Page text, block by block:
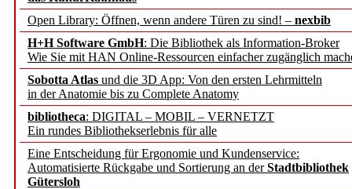
Open Library: Öffnen, wenn andere Türen zu sind! – nexbib
H+H Software GmbH: Die Bibliothek als Information-Broker
Wie Sie mit HAN Online-Ressourcen einfacher zugänglich
Sobotta Atlas und die 3D App: Von den ersten Lehrmitteln
in der Anatomie bis zu Complete Anatomy
bibliotheca: DIGITAL – MOBIL – VERNETZT
Ein rundes Bibliothekserlebnis für alle
Eine Entscheidung für Ergonomie und Kundenservice:
Automatisierte Rückgabe und Sortierung an derStadtbibliothek
Gütersloh
– Ihre b.i.t.online Abo-
Kasten ausblenden nur
mit Cookie-Erlaubnis!
OK
Nein
?
Abonnieren|Abo registrieren|Passwort vergessen?
Um den Kasten auszublenden wird eine Cookie
gesetzt,
die keine persönliche Informationen beinhaltet.
Sie können den